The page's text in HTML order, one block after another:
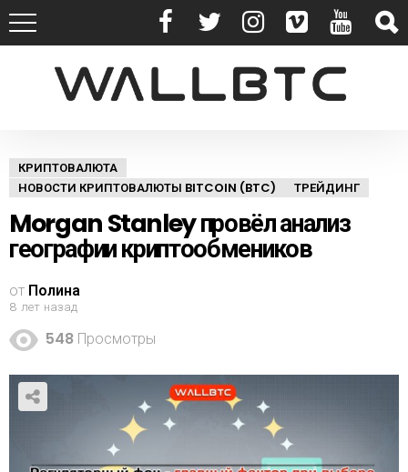
КРИПТОВАЛЮТА
НОВОСТИ КРИПТОВАЛЮТЫ BITCOIN (BTC)
ТРЕЙДИНГ
Morgan Stanley провёл анализ
географии криптообмеников
от Полина
8 лет назад
548 Просмотры